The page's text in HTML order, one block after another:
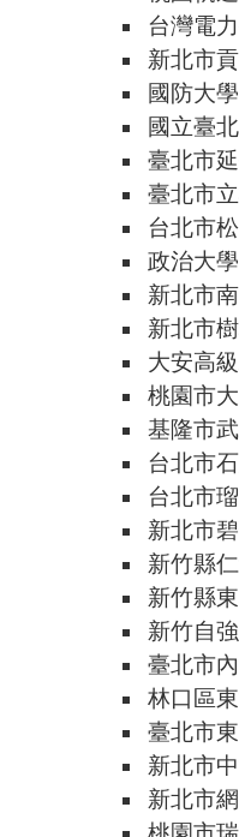
台灣電
新北市
國防大
國立臺
臺北市
臺北市
台北市
政治大
新北市
新北市
大安高
桃園市
基隆市
台北市
台北市
新北市
新竹縣
新竹縣
新竹自
臺北市
林口區
臺北市
新北市
新北市